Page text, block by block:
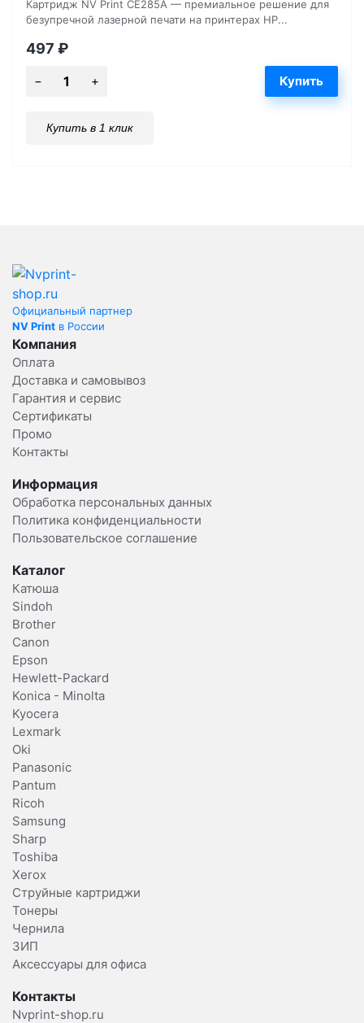
Картридж NV Print CE285A — премиальное решение для
безупречной лазерной печати на принтерах HP...
497 ₽
Купить в 1 клик
Официальный партнер
NV Print в России
Компания
Оплата
Доставка и самовывоз
Гарантия и сервис
Сертификаты
Промо
Контакты
Информация
Обработка персональных данных
Политика конфиденциальности
Пользовательское соглашение
Каталог
Катюша
Sindoh
Brother
Canon
Epson
Hewlett-Packard
Konica - Minolta
Kyocera
Lexmark
Oki
Panasonic
Pantum
Ricoh
Samsung
Sharp
Toshiba
Xerox
Струйные картриджи
Тонеры
Чернила
ЗИП
Аксессуары для офиса
Контакты
Nvprint-shop.ru